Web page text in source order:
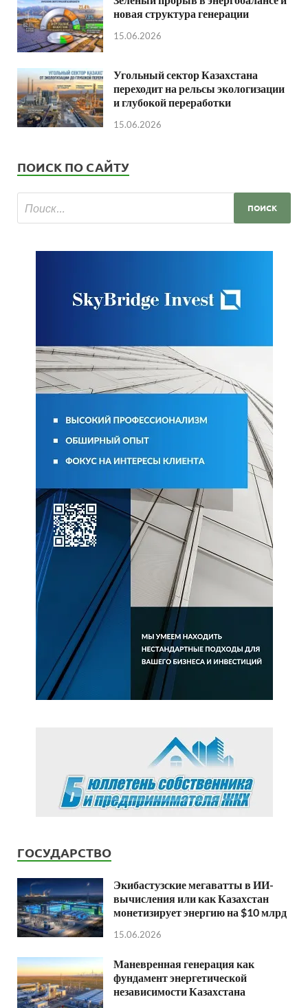
новая структура генерации
15.06.2026
Угольный сектор Казахстана
переходит на рельсы экологизации
и глубокой переработки
15.06.2026
ПОИСК ПО САЙТУ
ГОСУДАРСТВО
Экибастузские мегаватты в ИИ-
вычисления или как Казахстан
монетизирует энергию на $10 млрд
15.06.2026
Маневренная генерация как
фундамент энергетической
независимости Казахстана